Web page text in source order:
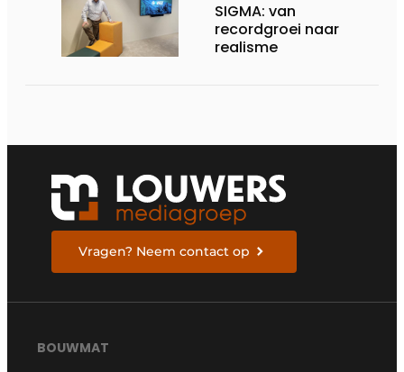
SIGMA: van
recordgroei naar
realisme
Vragen? Neem contact op
BOUWMAT